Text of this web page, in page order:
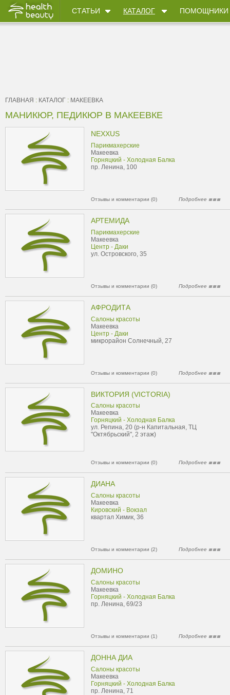
СТАТЬИ КАТАЛОГ ПОМОЩНИКИ
ГЛАВНАЯ : КАТАЛОГ : МАКЕЕВКА
МАНИКЮР, ПЕДИКЮР В МАКЕЕВКЕ
NEXXUS
Парикмахерские
Макеевка
Горняцкий - Холодная Балка
пр. Ленина, 100
Отзывы и комментарии (0) Подробнее
АРТЕМИДА
Парикмахерские
Макеевка
Центр - Даки
ул. Островского, 35
Отзывы и комментарии (0) Подробнее
АФРОДИТА
Салоны красоты
Макеевка
Центр - Даки
микрорайон Солнечный, 27
Отзывы и комментарии (0) Подробнее
ВИКТОРИЯ (VICTORIA)
Салоны красоты
Макеевка
Горняцкий - Холодная Балка
ул. Репина, 20 (р-н Капитальная, ТЦ
"Октябрьский", 2 этаж)
Отзывы и комментарии (0) Подробнее
ДИАНА
Салоны красоты
Макеевка
Кировский - Вокзал
квартал Химик, 36
Отзывы и комментарии (2) Подробнее
ДОМИНО
Салоны красоты
Макеевка
Горняцкий - Холодная Балка
пр. Ленина, 69/23
Отзывы и комментарии (1) Подробнее
ДОННА ДИА
Салоны красоты
Макеевка
Горняцкий - Холодная Балка
пр. Ленина, 71